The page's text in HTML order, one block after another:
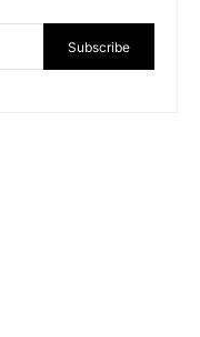
Subscribe